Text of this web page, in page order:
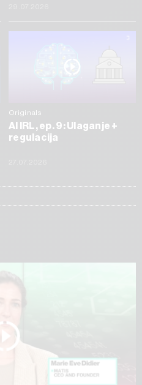
Originals
AI IRL, ep. 9: Ulaganje +
regulacija